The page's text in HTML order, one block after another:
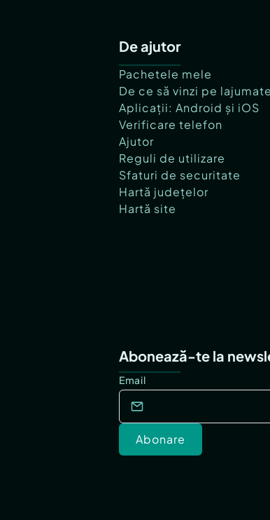
De ajutor
Pachetele mele
De ce să vinzi pe
Aplicații: Android și iOS
Verificare telefon
Ajutor
Reguli de utilizare
Sfaturi de securitate
Hartă județelor
Hartă site
Abonează-te la
Email
Abonare